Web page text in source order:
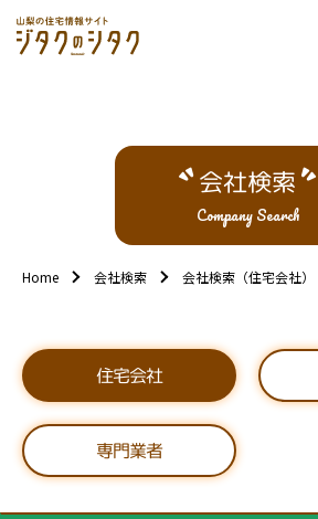
会社検索
Company Search
Home 会社検索 会社検索（住宅会社）
住宅会社
専門業者